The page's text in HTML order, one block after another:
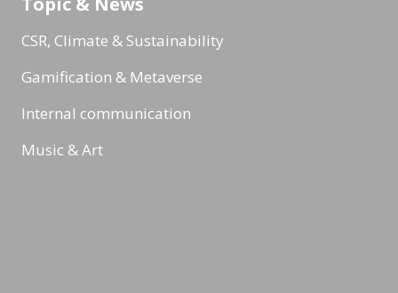
CSR, Climate & Sustainability
Gamification & Metaverse
Internal communication
Music & Art